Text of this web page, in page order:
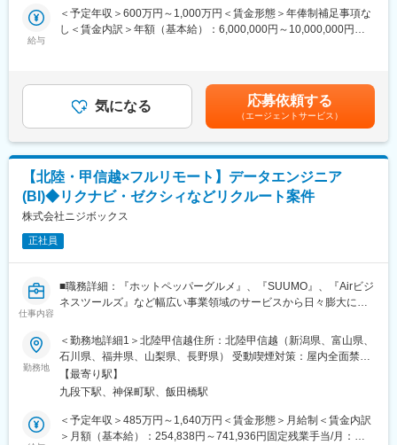
■キャリアステップについて
基本的には以下のようなステップで成長いただきます。
マネージャー候補や支社長代理など、早期にマネジメントポジシ
ョンへ挑戦できる機会が豊富です。
沖縄のセールスチームは現在3名+マネージャーの体制です。
インタラクティブ株式会社は2030年までの上場（IPO）を目指
し、事業・組織ともに拡大フェーズにあります。
・売上規模：100億円を目標
・時価総額：300億円規模を目指す
・「沖縄発IT企業としての上場」を掲げ、全国展開を推進
上場を見据え、現在は中核事業である「ジョブアンテナ」の成長
を加速中。
事業拡大と拠点展開に向け、社会的信頼の獲得＝IPO実現を重要戦
略としています。
て成長した後、北海道、福岡、熊本、京都、鹿児島など全国でサ
ービス拡大を実施。
2027年のIPO実現へ向けて、ローカル版のビジネスモデルとして
人材事業を確立させたいと考えております。
▼業務内容
新たに立ち上げる新規拠点、または既存拠点の事業開発を担う支
店長を担っていただきます。
■具体的な業務内容
・新規営業活動
・行政との連携
・営業戦略の策定
・メンバー育成
▼主要な事業について
1.デジタルマーケティング事業
2009年の創業時から行っているデジタルマーケティング事業で
は、デジタルマーケティングの戦略立案から企画設計、制作・開
発、運用まで総合的に支援を行っています。デジタルに精通した
プランナー、クリエイター、エンジニアがワンチームとなり、地
域の中核企業から日本を代表する大手企業まで、多数のお客様を
沢市内に展開予定（オフィス選定中）住所：石川県※金沢市内に展
開予定（オフィス選定中） 受動喫煙対策：敷地内喫煙可能場所あ
給与
＜予定年収＞600万円～1,000万円＜賃金形態＞年俸制補足事項な
し＜賃金内訳＞年額（基本給）：6,000,000円～10,000,000円＜
を通じて上下する可能性があります。月給(月額)は固定手当を含め
た表記です。気になる 応募依頼する
（エージェントサービス）
【北陸・甲信越×フルリモート】データエンジニア
(BI)◆リクナビ・ゼクシィなどリクルート案件
株式会社ニジボックス
正社員
仕事内容
■職務詳細：『ホットペッパーグルメ』、『SUUMO』、『Airビジ
ネスツールズ』など幅広い事業領域のサービスから日々膨大に蓄
ブンな意思決定支援を実現するために、ソフトウェア・エンジニ
アリングの手法を活用しながら、信頼性・作業効率性の高いデー
タ環境の整備や BI ダッシュボードの開発などを推進します。
◎BIダッシュボードの設計・最適化
・数百万～数千万件のデータを扱うダッシュボードを
Tableau/Looker(Looker Studio)などのBIツールで構築
勤務地
＜勤務地詳細1＞北陸甲信越住所：北陸甲信越（新潟県、富山県、
石川県、福井県、山梨県、長野県） 受動喫煙対策：屋内全面禁煙
＜勤務地詳細2＞本社住所：東京都千代田区九段北1丁目14-6 九段
坂上KSビル 南棟4階勤務地最寄駅：東京メトロ東西線半蔵門線／
事業所（リモートワーク含む）
【最寄り駅】
九段下駅、神保町駅、飯田橋駅
＜予定年収＞485万円～1,640万円＜賃金形態＞月給制＜賃金内訳
＞月額（基本給）：254,838円～741,936円固定残業手当/月：